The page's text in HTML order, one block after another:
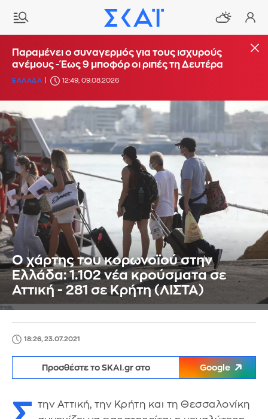
Παραμένει ο συναγερμός για τους ισχυρούς
ανέμους - Έως 9 μποφόρ οι ριπές τη Δευτέρα
ΕΛΛΑΔΑ 12:49, 09.08.2026
Ο χάρτης του κορωνοϊού στην
Ελλάδα: 1.102 νέα κρούσματα σε
Αττική - 281 σε Κρήτη (ΛΙΣΤΑ)
18:26, 23.07.2021
Προσθέστε το SKAI.gr στο Google
την Αττική, την Κρήτη και τη Θεσσαλονίκη